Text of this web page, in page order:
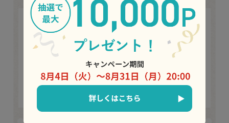
お店で接客していると、おじいさん、お父さん、お子さんの三
世代が揃ってご来店いただく姿を目にすることも多く、世代を超
えてお客様の身近な存在になれていることを実感します。 なつか
しくてホッとする味を昔から変わらず、丁寧に作り続けていま
す。 最新の機械で大量生産することでは決して表現することので
きない味を、これから守っていきたいと思っています。 お店
では１つから購入していただくことが可能です。抹茶生地も月に
一度（第一または第二木曜日）、数量限定で販売しておりますの
で、ぜひお店にもお越しください。 （ロンドンヤ 数本洋平）